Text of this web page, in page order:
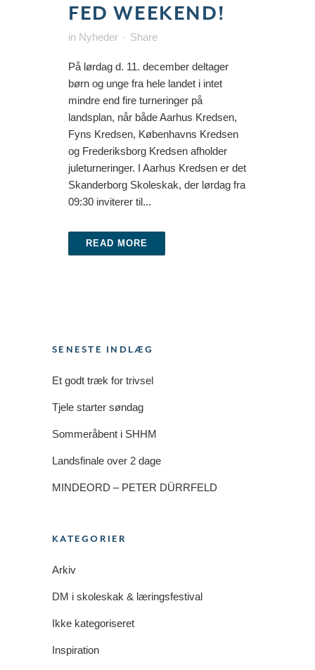
FED WEEKEND!
in Nyheder Share
På lørdag d. 11. december deltager
børn og unge fra hele landet i intet
mindre end fire turneringer på
landsplan, når både Aarhus Kredsen,
Fyns Kredsen, Københavns Kredsen
og Frederiksborg Kredsen afholder
juleturneringer. I Aarhus Kredsen er det
Skanderborg Skoleskak, der lørdag fra
09:30 inviterer til...
READ MORE
SENESTE INDLÆG
Et godt træk for trivsel
Tjele starter søndag
Sommeråbent i SHHM
Landsfinale over 2 dage
MINDEORD – PETER DÜRRFELD
KATEGORIER
Arkiv
DM i skoleskak & læringsfestival
Ikke kategoriseret
Inspiration